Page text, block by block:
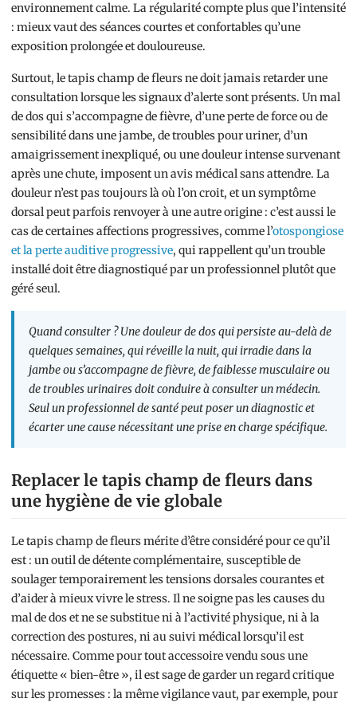
environnement calme. La régularité compte plus que l’intensité
: mieux vaut des séances courtes et confortables qu’une
exposition prolongée et douloureuse.
Surtout, le tapis champ de fleurs ne doit jamais retarder une
consultation lorsque les signaux d’alerte sont présents. Un mal
de dos qui s’accompagne de fièvre, d’une perte de force ou de
sensibilité dans une jambe, de troubles pour uriner, d’un
amaigrissement inexpliqué, ou une douleur intense survenant
après une chute, imposent un avis médical sans attendre. La
douleur n’est pas toujours là où l’on croit, et un symptôme
dorsal peut parfois renvoyer à une autre origine : c’est aussi le
cas de certaines affections progressives, comme l’otospongiose
et la perte auditive progressive, qui rappellent qu’un trouble
installé doit être diagnostiqué par un professionnel plutôt que
géré seul.
Quand consulter ? Une douleur de dos qui persiste au-delà de
quelques semaines, qui réveille la nuit, qui irradie dans la
jambe ou s’accompagne de fièvre, de faiblesse musculaire ou
de troubles urinaires doit conduire à consulter un médecin.
Seul un professionnel de santé peut poser un diagnostic et
écarter une cause nécessitant une prise en charge spécifique.
Replacer le tapis champ de fleurs dans
une hygiène de vie globale
Le tapis champ de fleurs mérite d’être considéré pour ce qu’il
est : un outil de détente complémentaire, susceptible de
soulager temporairement les tensions dorsales courantes et
d’aider à mieux vivre le stress. Il ne soigne pas les causes du
mal de dos et ne se substitue ni à l’activité physique, ni à la
correction des postures, ni au suivi médical lorsqu’il est
nécessaire. Comme pour tout accessoire vendu sous une
étiquette « bien-être », il est sage de garder un regard critique
sur les promesses : la même vigilance vaut, par exemple, pour